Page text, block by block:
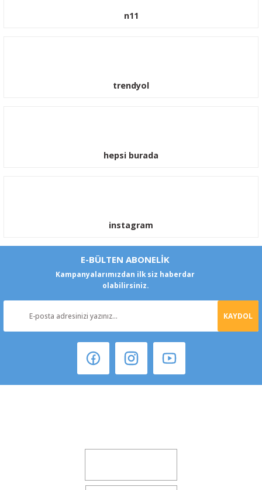
n11
trendyol
hepsi burada
instagram
E-BÜLTEN ABONELİK
Kampanyalarımızdan ilk siz haberdar
olabilirsiniz.
KAYDOL